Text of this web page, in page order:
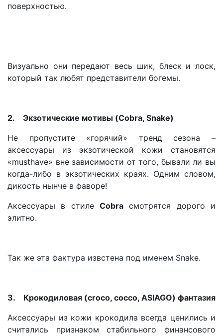
поверхностью.
Визуально они передают весь шик, блеск и лоск,
который так любят представители богемы.
2. Экзотические мотивы (Cobra, Snake)
Не пропустите «горячий» тренд сезона –
аксессуары из экзотической кожи становятся
«musthave» вне зависимости от того, бывали ли вы
когда-либо в экзотических краях. Одним словом,
дикость нынче в фаворе!
Аксессуары в стиле Cobra смотрятся дорого и
элитно.
Так же эта фактура извстена под именем Snake.
3. Крокодиловая (croco, cocco, ASIAGO) фантазия
Аксессуары из кожи крокодила всегда ценились и
считались признаком стабильного финансового